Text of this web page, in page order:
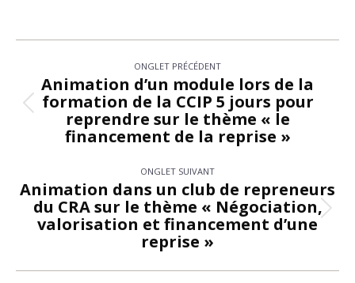
de
commentaire
ONGLET PRÉCÉDENT
Onglet
précédent
Animation d’un module lors de la
formation de la CCIP 5 jours pour
reprendre sur le thème « le
financement de la reprise »
ONGLET SUIVANT
Onglet
suivant
Animation dans un club de repreneurs
du CRA sur le thème « Négociation,
valorisation et financement d’une
reprise »